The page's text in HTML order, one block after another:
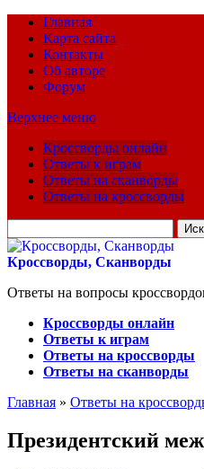
Главная
Карта сайта
Контакты
Об авторе
Форум
Верхнее меню
Кроссворды онлайн
Ответы к играм
Ответы на сканворды
Ответы на кроссворды
для:
Кроссворды, Сканворды
Ответы на вопросы
Кроссворды онлайн
Ответы к играм
Ответы на кроссворды
Ответы на сканворды
Главная » Ответы на
Президентский